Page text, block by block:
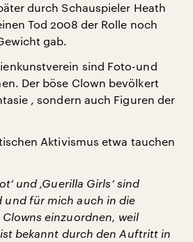
durch Schauspieler Heath
Tod 2008 der Rolle noch
gab.
sind Foto-und
Der böse Clown bevölkert
, sondern auch Figuren der
Aktivismus etwa tauchen
und ‚Guerilla Girls‘ sind
und für mich auch in die
einzuordnen, weil
bekannt durch den Auftritt in